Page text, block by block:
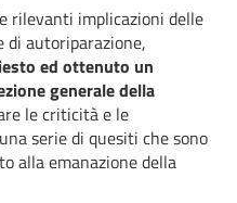
rilevanti implicazioni delle
di autoriparazione,
ed ottenuto un
generale della
le criticità e le
serie di quesiti che sono
alla emanazione della